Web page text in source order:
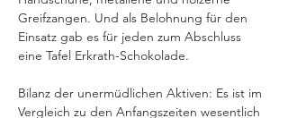
Greifzangen. Und als Belohnung für den
Einsatz gab es für jeden zum Abschluss
eine Tafel Erkrath-Schokolade.
Bilanz der unermüdlichen Aktiven: Es ist im
Vergleich zu den Anfangszeiten wesentlich